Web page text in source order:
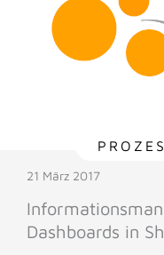
21 März 2017
Dashboards in